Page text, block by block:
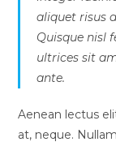
aliquet risus
Quisque nisl
ultrices sit
ante.
Aenean lectus
at, neque.